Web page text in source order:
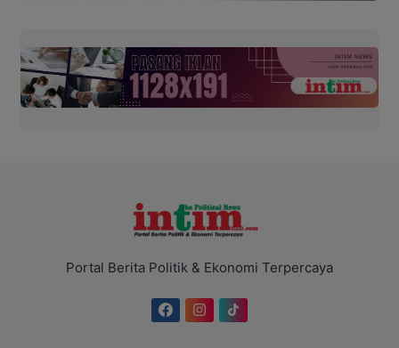
Portal Berita Politik & Ekonomi Terpercaya